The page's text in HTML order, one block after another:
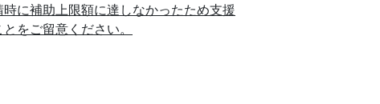
に補助上限額に達しなかったため支援
をご留意ください。